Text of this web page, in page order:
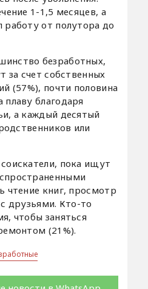
1-1,5 месяцев, а
работу от полутора до
безработных,
за счет собственных
(57%), почти половина
благодаря
а каждый десятый
или
пока ищут
чтение книг, просмотр
друзьями. Кто-то
чтобы заняться
(21%).